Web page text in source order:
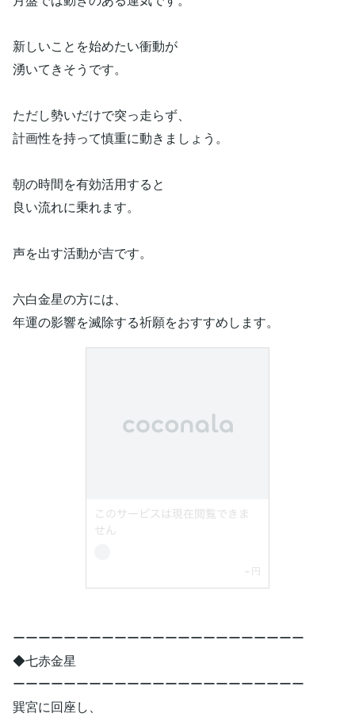
新しいことを始めたい衝動が
湧いてきそうです。
ただし勢いだけで突っ走らず、
計画性を持って慎重に動きましょう。
朝の時間を有効活用すると
良い流れに乗れます。
声を出す活動が吉です。
六白金星の方には、
年運の影響を滅除する祈願をおすすめします。
ーーーーーーーーーーーーーーーーーーーーーーー
◆七赤金星
ーーーーーーーーーーーーーーーーーーーーーーー
巽宮に回座し、